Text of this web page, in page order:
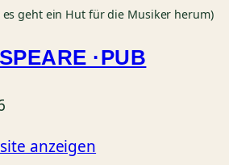
es geht ein Hut für die Musiker herum)
·PUB
anzeigen